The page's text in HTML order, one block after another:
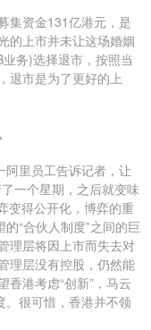
集资金131亿港元，是
的上市并未让这场婚姻
务)选择退市，按照当
退市是为了更好的上
阿里员工告诉记者，让
一个星期，之后就变味
变得公开化，博弈的重
“合伙人制度”之间的巨
理层将因上市而失去对
理层没有控股，仍然能
香港考虑“创新”，马云
。很可惜，香港并不领